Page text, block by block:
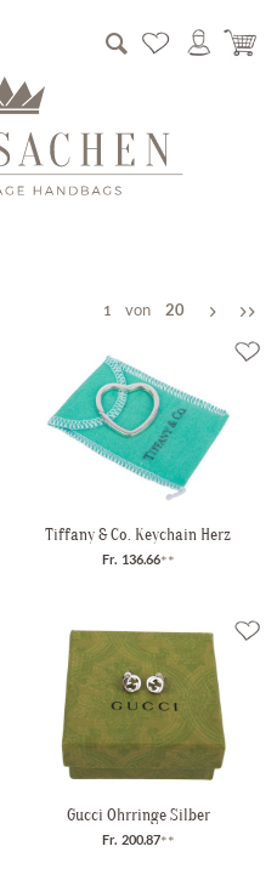
1 von 20
Tiffany & Co. Keychain Herz
Fr. 136.66**
Gucci Ohrringe Silber
Fr. 200.87**